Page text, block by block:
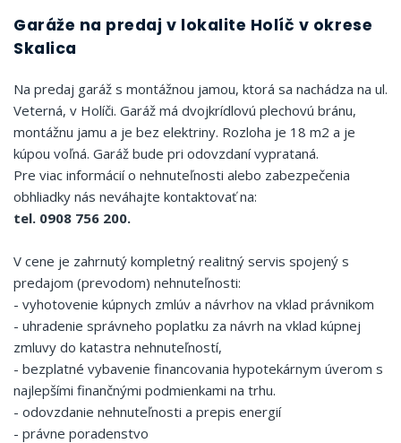
Garáže na predaj v lokalite Holíč v okrese
Skalica
Na predaj garáž s montážnou jamou, ktorá sa nachádza na ul.
Veterná, v Holíči. Garáž má dvojkrídlovú plechovú bránu,
montážnu jamu a je bez elektriny. Rozloha je 18 m2 a je
kúpou voľná. Garáž bude pri odovzdaní vyprataná.
Pre viac informácií o nehnuteľnosti alebo zabezpečenia
obhliadky nás neváhajte kontaktovať na:
tel. 0908 756 200.
V cene je zahrnutý kompletný realitný servis spojený s
predajom (prevodom) nehnuteľnosti:
- vyhotovenie kúpnych zmlúv a návrhov na vklad právnikom
- uhradenie správneho poplatku za návrh na vklad kúpnej
zmluvy do katastra nehnuteľností,
- bezplatné vybavenie financovania hypotekárnym úverom s
najlepšími finančnými podmienkami na trhu.
- odovzdanie nehnuteľnosti a prepis energií
- právne poradenstvo